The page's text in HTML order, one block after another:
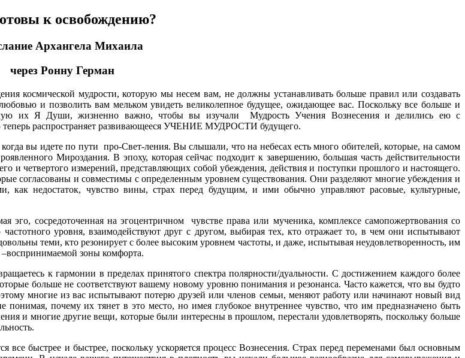
к освобождению?
Архангела Михаила
через Ронну Герман
космической мудрости, которую мы несем вам, не должны устанавливать больше правил или создавать
и позволить вам мельком увидеть великолепное будущее, ожидающее вас. Поскольку все больше и
их Я Души, жизненно важно, чтобы вы изучали Мудрость Учения Вознесения и делились ею с
распространяет развивающееся УЧЕНИЕ МУДРОСТИ будущего.
вы идете по пути про-Свет-ления. Вы слышали, что на небесах есть много обителей, которые, на самом
Мироздания. В эпоху, которая сейчас подходит к завершению, большая часть действительности
и четвертого измерений, представляющих собой убеждения, действия и поступки прошлого и настоящего.
согласованы и совместимы с определенным уровнем существования. Они разделяют многие убеждения и
как недостаток, чувство вины, страх перед будущим, и ими обычно управляют расовые, культурные,
эго, сосредоточенная на эгоцентричном чувстве права или мученика, комплексе самопожертвования со
уровня, взаимодействуют друг с другом, выбирая тех, кто отражает то, в чем они испытывают
теми, кто резонирует с более высоким уровнем частоты, и даже, испытывая неудовлетворенность, им
зоны комфорта.
к гармонии в пределах принятого спектра полярности/дуальности. С достижением каждого более
больше не соответствуют вашему новому уровню понимания и резонанса. Часто кажется, что вы будто
многие из вас испытывают потерю друзей или членов семьи, меняют работу или начинают новый вид
почему их тянет в это место, но имея глубокое внутреннее чувство, что им предназначено быть
и многие другие вещи, которые были интересны в прошлом, перестали удовлетворять, поскольку больше
быстрее и быстрее, поскольку ускоряется процесс Вознесения. Страх перед переменами был основным